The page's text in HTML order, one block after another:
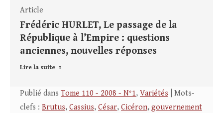
Article
Frédéric HURLET, Le passage de la
République à l’Empire : questions
anciennes, nouvelles réponses
Lire la suite
Publié dans Tome 110 - 2008 - N°1, Variétés | Mots-
clefs : Brutus, Cassius, César, Cicéron, gouvernement